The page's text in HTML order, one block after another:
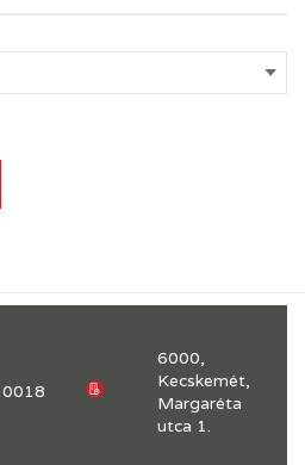
6000,
Kecskemét,
Margaréta
utca 1.